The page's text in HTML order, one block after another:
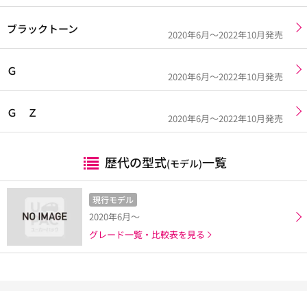
ブラックトーン 2020年6月～2022年10月発売
Ｇ 2020年6月～2022年10月発売
Ｇ Ｚ 2020年6月～2022年10月発売
歴代の型式(モデル)一覧
現行モデル
2020年6月～
グレード一覧・比較表を見る